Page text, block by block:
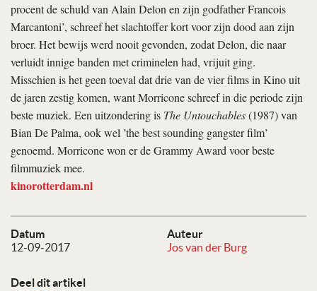
Datum
12-09-2017
Auteur
Jos van der Burg
Deel dit artikel
procent de schuld van Alain Delon en zijn godfather Francois
Marcantoni’, schreef het slachtoffer kort voor zijn dood aan zijn
broer. Het bewijs werd nooit gevonden, zodat Delon, die naar
verluidt innige banden met criminelen had, vrijuit ging.
Misschien is het geen toeval dat drie van de vier films in Kino uit
de jaren zestig komen, want Morricone schreef in die periode zijn
beste muziek. Een uitzondering is The Untouchables(1987) van
Bian De Palma, ook wel ’the best sounding gangster film’
genoemd. Morricone won er de Grammy Award voor beste
filmmuziek mee.
kinorotterdam.nl